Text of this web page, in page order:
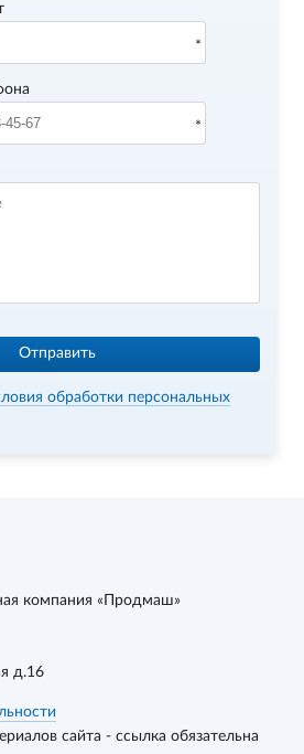
Отправить
обработки персональных
компания «Продмаш»
д.16
сайта - ссылка обязательна